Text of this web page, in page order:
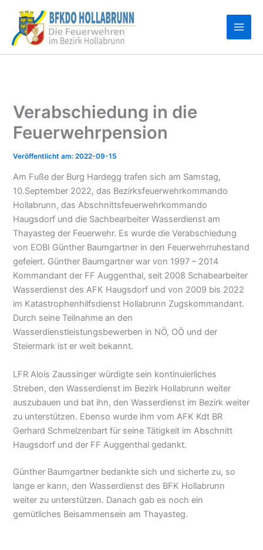
Inhalt
springen
Verabschiedung in die
Feuerwehrpension
2022-09-15
Am Fuße der Burg Hardegg trafen sich am Samstag,
10.September 2022, das Bezirksfeuerwehrkommando
Hollabrunn, das Abschnittsfeuerwehrkommando
Haugsdorf und die Sachbearbeiter Wasserdienst am
Thayasteg der Feuerwehr. Es wurde die Verabschiedung
von EOBI Günther Baumgartner in den Feuerwehrruhestand
gefeiert. Günther Baumgartner war von 1997 – 2014
Kommandant der FF Auggenthal, seit 2008 Schabearbeiter
Wasserdienst des AFK Haugsdorf und von 2009 bis 2022
im Katastrophenhilfsdienst Hollabrunn Zugskommandant.
Durch seine Teilnahme an den
Wasserdienstleistungsbewerben in NÖ, OÖ und der
Steiermark ist er weit bekannt.
LFR Alois Zaussinger würdigte sein kontinuierliches
Streben, den Wasserdienst im Bezirk Hollabrunn weiter
auszubauen und bat ihn, den Wasserdienst im Bezirk weiter
zu unterstützen. Ebenso wurde ihm vom AFK Kdt BR
Gerhard Schmelzenbart für seine Tätigkeit im Abschnitt
Haugsdorf und der FF Auggenthal gedankt.
Günther Baumgartner bedankte sich und sicherte zu, so
lange er kann, den Wasserdienst des BFK Hollabrunn
weiter zu unterstützen. Danach gab es noch ein
gemütliches Beisammensein am Thayasteg.